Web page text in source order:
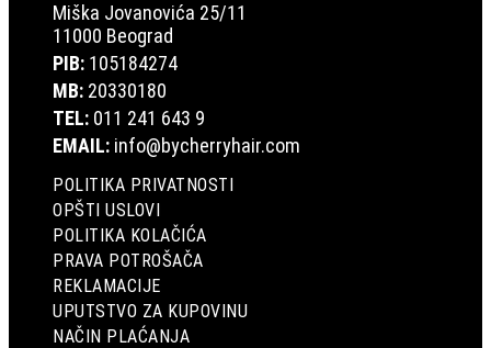
Miška Jovanovića 25/11
11000 Beograd
PIB: 105184274
MB: 20330180
TEL: 011 241 643 9
EMAIL: info@bycherryhair.com
POLITIKA PRIVATNOSTI
OPŠTI USLOVI
POLITIKA KOLAČIĆA
PRAVA POTROŠAČA
REKLAMACIJE
UPUTSTVO ZA KUPOVINU
NAČIN PLAĆANJA